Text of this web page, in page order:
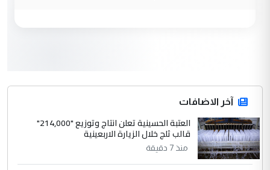
المشترك لا تستهدف أية دولة ومفتوحة لانضمام
الدول الشقيقة
4 يوسف غزوان عصمت
التعليق : بكالوريوس فيزياء طبية متزوج و
زوجتي أيضا بكالوريوس سكني بغداد أرغب في
آخر الاضافات
العتبة الحسينية تعلن انتاج وتوزيع "214,000"
قالب ثلج خلال الزيارة الاربعينية
منذ 7 دقيقة